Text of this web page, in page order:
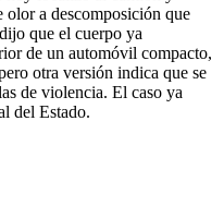
a descomposición que
que el cuerpo ya
de un automóvil compacto,
otra versión indica que se
de violencia. El caso ya
del Estado.